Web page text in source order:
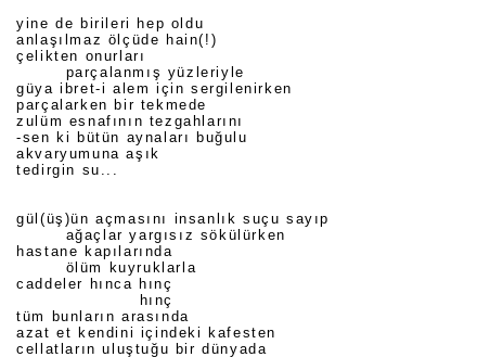
yine de birileri hep oldu
anlaşılmaz ölçüde hain(!)
çelikten onurları
parçalanmış yüzleriyle
güya ibret-i alem için sergilenirken
parçalarken bir tekmede
zulüm esnafının tezgahlarını
-sen ki bütün aynaları buğulu
akvaryumuna aşık
tedirgin su...
gül(üş)ün açmasını insanlık suçu sayıp
ağaçlar yargısız sökülürken
hastane kapılarında
ölüm kuyruklarla
caddeler hınca hınç
hınç
tüm bunların arasında
azat et kendini içindeki kafesten
cellatların uluştuğu bir dünyada